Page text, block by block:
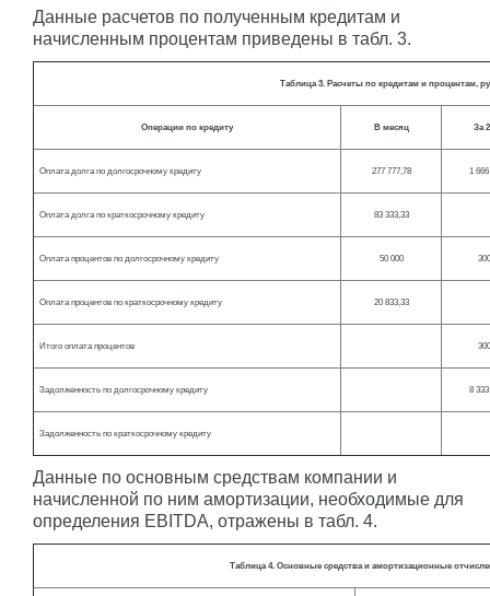
Данные расчетов по полученным кредитам и
начисленным процентам приведены в табл. 3.
Таблица 3. Расчеты по кредитам и процентам,
Операции по кредиту В месяц За
Оплата долга по долгосрочному кредиту 277 777,78 1
Оплата долга по краткосрочному кредиту 83 333,33
Оплата процентов по долгосрочному кредиту 50 000
Оплата процентов по краткосрочному кредиту 20 833,33
Итого оплата процентов
Задолженность по долгосрочному кредиту 8
Задолженность по краткосрочному кредиту
Данные по основным средствам компании и
начисленной по ним амортизации, необходимые для
определения EBITDA, отражены в табл. 4.
Таблица 4. Основные средства и амортизационные